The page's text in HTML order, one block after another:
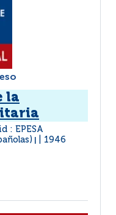
la
: EPESA
1946